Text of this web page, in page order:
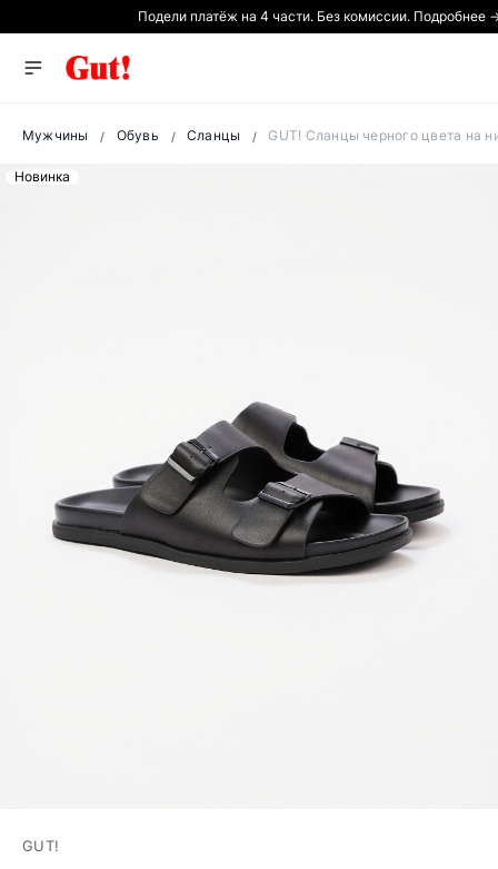
Подели платёж на 4 части. Без комиссии. Подробнее
Мужчины Обувь Сланцы GUT! Сланцы черного цвета на
Новинка
GUT!